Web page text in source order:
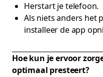
Herstart je telefoon.
Als niets anders het
installeer de app
Hoe kun je ervoor
optimaal presteert?